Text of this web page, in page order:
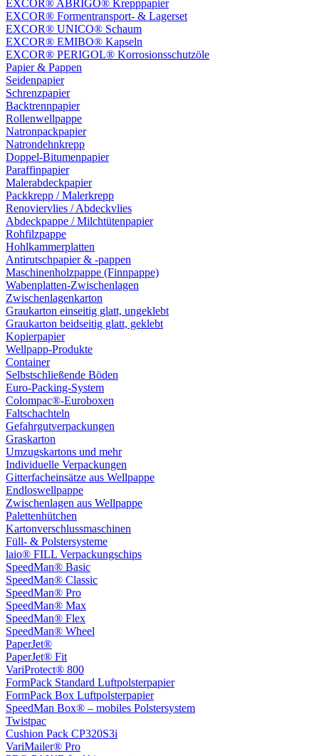
EXCOR® ABRIGO® Krepppapier
EXCOR® Formentransport- & Lagerset
EXCOR® UNICO® Schaum
EXCOR® EMIBO® Kapseln
EXCOR® PERIGOL® Korrosionsschutzöle
Papier & Pappen
Seidenpapier
Schrenzpapier
Backtrennpapier
Rollenwellpappe
Natronpackpapier
Natrondehnkrepp
Doppel-Bitumenpapier
Paraffinpapier
Malerabdeckpapier
Packkrepp / Malerkrepp
Renoviervlies / Abdeckvlies
Abdeckpappe / Milchtütenpapier
Rohfilzpappe
Hohlkammerplatten
Antirutschpapier & -pappen
Maschinenholzpappe (Finnpappe)
Wabenplatten-Zwischenlagen
Zwischenlagenkarton
Graukarton einseitig glatt, ungeklebt
Graukarton beidseitig glatt, geklebt
Kopierpapier
Wellpapp-Produkte
Container
Selbstschließende Böden
Euro-Packing-System
Colompac®-Euroboxen
Faltschachteln
Gefahrgutverpackungen
Graskarton
Umzugskartons und mehr
Individuelle Verpackungen
Gitterfacheinsätze aus Wellpappe
Endloswellpappe
Zwischenlagen aus Wellpappe
Palettenhütchen
Kartonverschlussmaschinen
Füll- & Polstersysteme
laio® FILL Verpackungschips
SpeedMan® Basic
SpeedMan® Classic
SpeedMan® Pro
SpeedMan® Max
SpeedMan® Flex
SpeedMan® Wheel
PaperJet®
PaperJet® Fit
VariProtect® 800
FormPack Standard Luftpolsterpapier
FormPack Box Luftpolsterpapier
SpeedMan Box® – mobiles Polstersystem
Twistpac
Cushion Pack CP320S3i
VariMailer® Pro